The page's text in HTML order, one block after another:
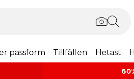
passform Tillfällen Hetast